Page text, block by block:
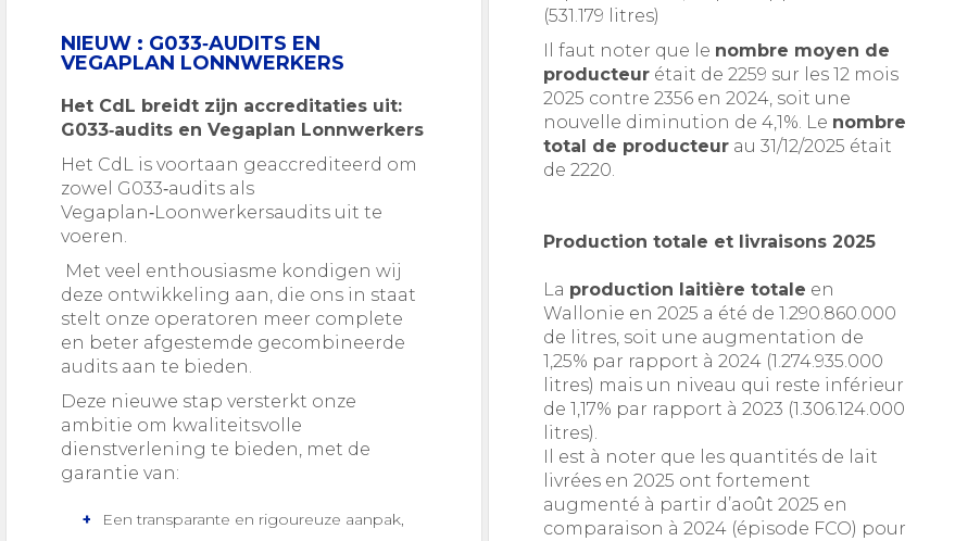
(531.179 litres)
Il faut noter que le nombre moyen de
producteur était de 2259 sur les 12 mois
2025 contre 2356 en 2024, soit une
nouvelle diminution de 4,1%. Le nombre
total de producteur au 31/12/2025 était
de 2220.
Production totale et livraisons 2025
La production laitière totale en
Wallonie en 2025 a été de 1.290.860.000
de litres, soit une augmentation de
1,25% par rapport à 2024 (1.274.935.000
litres) mais un niveau qui reste inférieur
de 1,17% par rapport à 2023 (1.306.124.000
litres).
Il est à noter que les quantités de lait
livrées en 2025 ont fortement
augmenté à partir d’août 2025 en
comparaison à 2024 (épisode FCO) pour
NIEUW : G033‑AUDITS EN
VEGAPLAN LONNWERKERS
Het CdL breidt zijn accreditaties uit:
G033‑audits en Vegaplan Lonnwerkers
Het CdL is voortaan geaccrediteerd om
zowel G033‑audits als
Vegaplan‑Loonwerkersaudits uit te
voeren.
Met veel enthousiasme kondigen wij
deze ontwikkeling aan, die ons in staat
stelt onze operatoren meer complete
en beter afgestemde gecombineerde
audits aan te bieden.
Deze nieuwe stap versterkt onze
ambitie om kwaliteitsvolle
dienstverlening te bieden, met de
garantie van:
Een transparante en rigoureuze aanpak,